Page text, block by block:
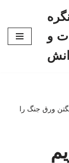
و
ورق جنگ را